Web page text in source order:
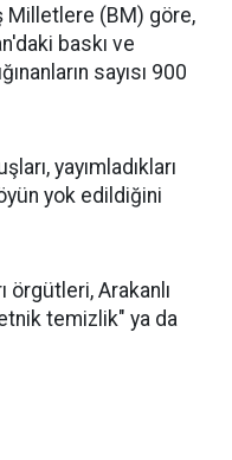
Milletlere (BM) göre,
baskı ve
sayısı 900
yayımladıkları
yok edildiğini
örgütleri, Arakanlı
temizlik" ya da